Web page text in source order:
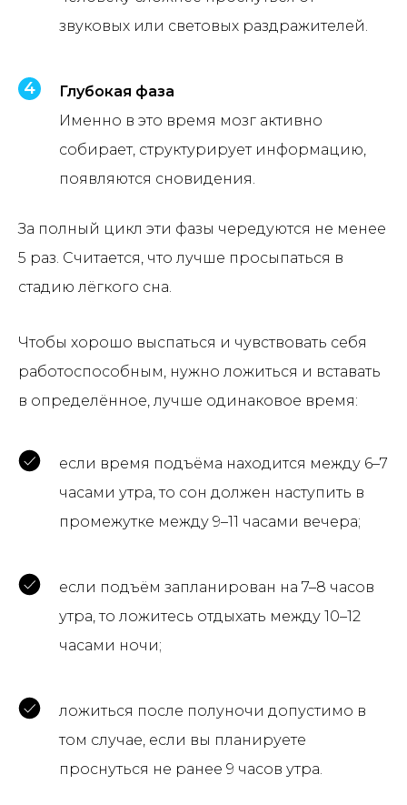
звуковых или световых раздражителей.
Глубокая фаза
Именно в это время мозг активно
собирает, структурирует информацию,
появляются сновидения.
За полный цикл эти фазы чередуются не менее
5 раз. Считается, что лучше просыпаться в
стадию лёгкого сна.
Чтобы хорошо выспаться и чувствовать себя
работоспособным, нужно ложиться и вставать
в определённое, лучше одинаковое время:
если время подъёма находится между 6–7
часами утра, то сон должен наступить в
промежутке между 9–11 часами вечера;
если подъём запланирован на 7–8 часов
утра, то ложитесь отдыхать между 10–12
часами ночи;
ложиться после полуночи допустимо в
том случае, если вы планируете
проснуться не ранее 9 часов утра.